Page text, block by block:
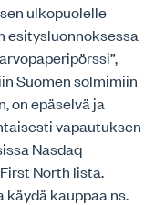
ulkopuolelle
esitysluonnoksessa
Suomen solmimiin
on epäselvä ja
vapautuksen
Nasdaq
North lista.
kauppaa ns.